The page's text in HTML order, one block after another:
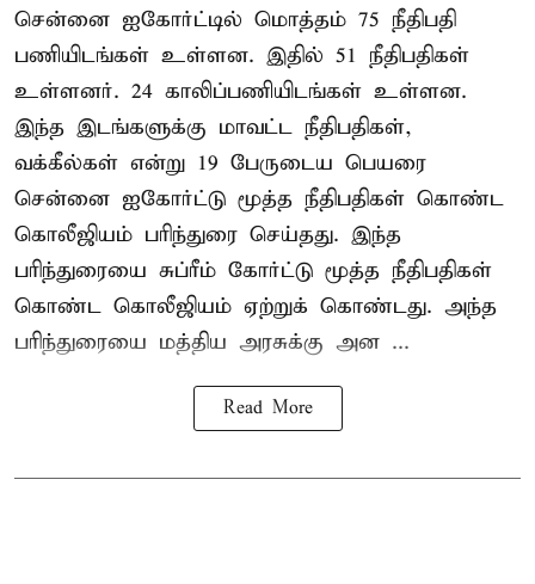
சென்னை ஐகோர்ட்டில் மொத்தம் 75 நீதிபதி
பணியிடங்கள் உள்ளன. இதில் 51 நீதிபதிகள்
உள்ளனர். 24 காலிப்பணியிடங்கள் உள்ளன.
இந்த இடங்களுக்கு மாவட்ட நீதிபதிகள்,
வக்கீல்கள் என்று 19 பேருடைய பெயரை
சென்னை ஐகோர்ட்டு மூத்த நீதிபதிகள் கொண்ட
கொலீஜியம் பரிந்துரை செய்தது. இந்த
பரிந்துரையை சுப்ரீம் கோர்ட்டு மூத்த நீதிபதிகள்
கொண்ட கொலீஜியம் ஏற்றுக் கொண்டது. அந்த
பரிந்துரையை மத்திய அரசுக்கு அன ...
Read More